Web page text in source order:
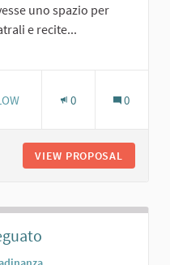
uno spazio per
e recite...
0 0
VIEW PROPOSAL